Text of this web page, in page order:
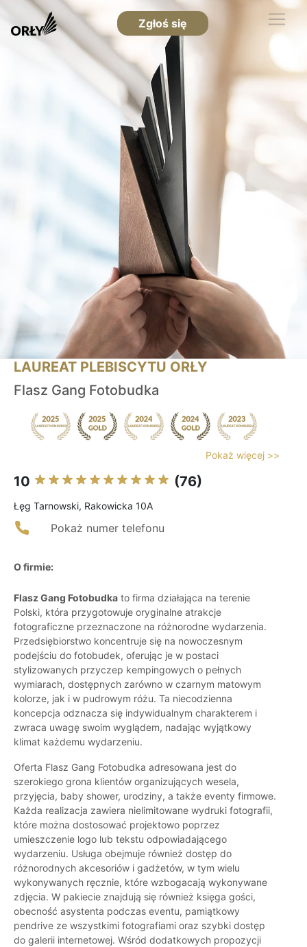
Zgłoś się
LAUREAT PLEBISCYTU ORŁY
Flasz Gang Fotobudka
Pokaż więcej >>
10 (76)
Łęg Tarnowski, Rakowicka 10A
Pokaż numer telefonu
O firmie:
Flasz Gang Fotobudka to firma działająca na terenie
Polski, która przygotowuje oryginalne atrakcje
fotograficzne przeznaczone na różnorodne wydarzenia.
Przedsiębiorstwo koncentruje się na nowoczesnym
podejściu do fotobudek, oferując je w postaci
stylizowanych przyczep kempingowych o pełnych
wymiarach, dostępnych zarówno w czarnym matowym
kolorze, jak i w pudrowym różu. Ta niecodzienna
koncepcja odznacza się indywidualnym charakterem i
zwraca uwagę swoim wyglądem, nadając wyjątkowy
klimat każdemu wydarzeniu.
Oferta Flasz Gang Fotobudka adresowana jest do
szerokiego grona klientów organizujących wesela,
przyjęcia, baby shower, urodziny, a także eventy firmowe.
Każda realizacja zawiera nielimitowane wydruki fotografii,
które można dostosować projektowo poprzez
umieszczenie logo lub tekstu odpowiadającego
wydarzeniu. Usługa obejmuje również dostęp do
różnorodnych akcesoriów i gadżetów, w tym wielu
wykonywanych ręcznie, które wzbogacają wykonywane
zdjęcia. W pakiecie znajdują się również księga gości,
obecność asystenta podczas eventu, pamiątkowy
pendrive ze wszystkimi fotografiami oraz szybki dostęp
do galerii internetowej. Wśród dodatkowych propozycji